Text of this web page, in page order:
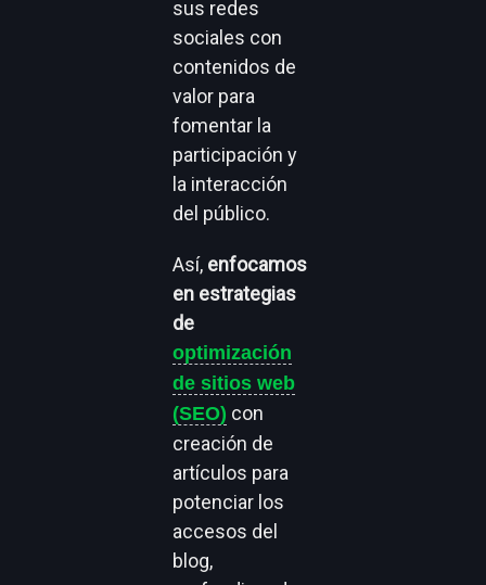
sus redes
sociales con
contenidos de
valor para
fomentar la
participación y
la interacción
del público.
Así, enfocamos
en estrategias
de
optimización
de sitios web
(SEO) con
creación de
artículos para
potenciar los
accesos del
blog,